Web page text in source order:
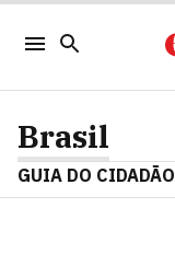
Brasil
GUIA DO CIDADÃO